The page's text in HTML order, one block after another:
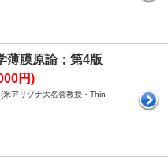
薄膜原論；第4版
円)
アリゾナ大名誉教授・Thin